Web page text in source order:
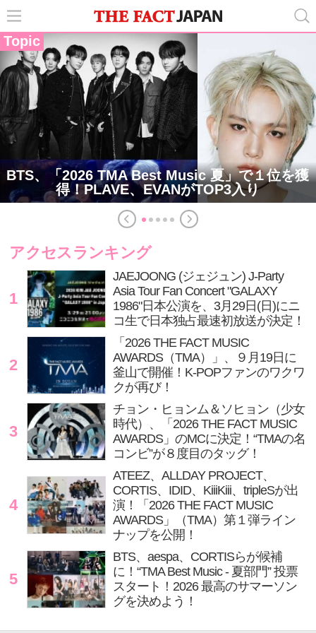
Topic
BTS、「2026 TMA Best Music 夏」で１位を獲
得！PLAVE、EVANがTOP3入り
アクセスランキング
1
JAEJOONG (ジェジュン) J-Party
Asia Tour Fan Concert "GALAXY
1986"日本公演を、3月29日(日)にニ
コ生で日本独占最速初放送が決定！
2
「2026 THE FACT MUSIC
AWARDS（TMA）」、９月19日に
釜山で開催！K-POPファンのワクワ
クが再び！
3
チョン・ヒョンム＆ソヒョン（少女
時代）、「2026 THE FACT MUSIC
AWARDS」のMCに決定！“TMAの名
コンビ”が８度目のタッグ！
4
ATEEZ、ALLDAY PROJECT、
CORTIS、IDID、KiiiKiii、tripleSが出
演！「2026 THE FACT MUSIC
AWARDS」（TMA）第１弾ライン
ナップを公開！
5
BTS、aespa、CORTISらが候補
に！“TMA Best Music - 夏部門” 投票
スタート！2026 最高のサマーソン
グを決めよう！